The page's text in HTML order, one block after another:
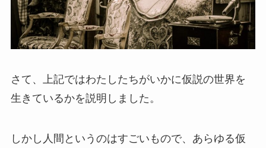
さて、上記ではわたしたちがいかに仮説の世界を
生きているかを説明しました。
しかし人間というのはすごいもので、あらゆる仮